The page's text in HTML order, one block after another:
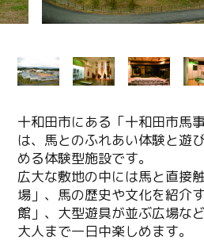
十和田市にある「十和田市馬
は、馬とのふれあい体験と遊
める体験型施設です。
広大な敷地の中には馬と直接
場」、馬の歴史や文化を紹介
館」、大型遊具が並ぶ広場な
大人まで一日中楽しめます。